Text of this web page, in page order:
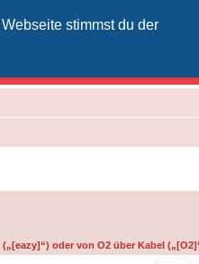
stimmst du der
oder von O2 über Kabel